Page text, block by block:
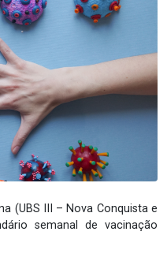
(UBS III – Nova Conquista e
semanal de vacinação